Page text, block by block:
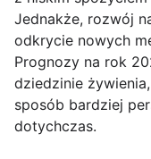
Jednakże, rozwój
odkrycie nowych
Prognozy na rok
dziedzinie
sposób bardziej
dotychczas.